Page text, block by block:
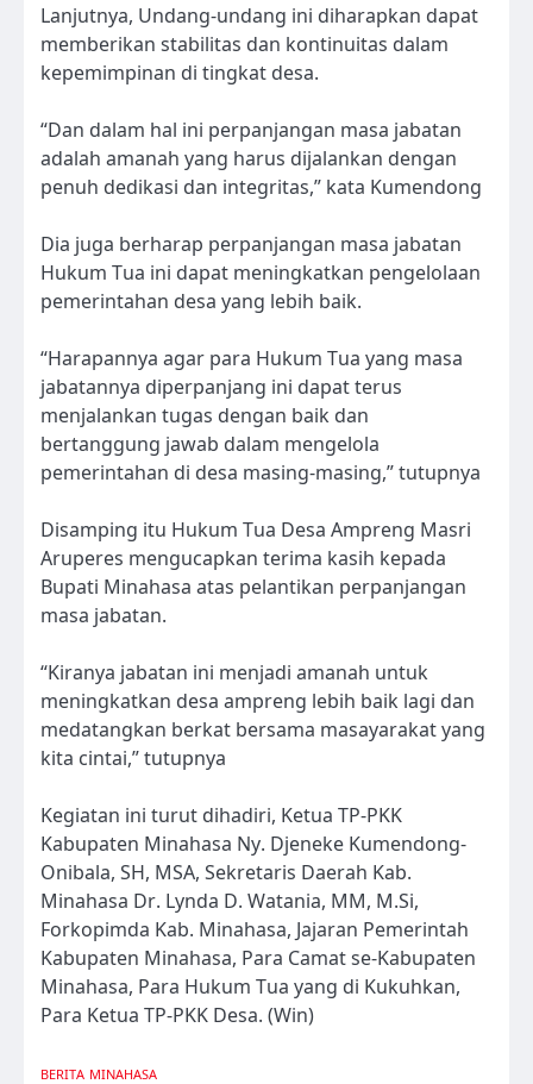
Lanjutnya, Undang-undang ini diharapkan dapat
memberikan stabilitas dan kontinuitas dalam
kepemimpinan di tingkat desa.
“Dan dalam hal ini perpanjangan masa jabatan
adalah amanah yang harus dijalankan dengan
penuh dedikasi dan integritas,” kata Kumendong
Dia juga berharap perpanjangan masa jabatan
Hukum Tua ini dapat meningkatkan pengelolaan
pemerintahan desa yang lebih baik.
“Harapannya agar para Hukum Tua yang masa
jabatannya diperpanjang ini dapat terus
menjalankan tugas dengan baik dan
bertanggung jawab dalam mengelola
pemerintahan di desa masing-masing,” tutupnya
Disamping itu Hukum Tua Desa Ampreng Masri
Aruperes mengucapkan terima kasih kepada
Bupati Minahasa atas pelantikan perpanjangan
masa jabatan.
“Kiranya jabatan ini menjadi amanah untuk
meningkatkan desa ampreng lebih baik lagi dan
medatangkan berkat bersama masayarakat yang
kita cintai,” tutupnya
Kegiatan ini turut dihadiri, Ketua TP-PKK
Kabupaten Minahasa Ny. Djeneke Kumendong-
Onibala, SH, MSA, Sekretaris Daerah Kab.
Minahasa Dr. Lynda D. Watania, MM, M.Si,
Forkopimda Kab. Minahasa, Jajaran Pemerintah
Kabupaten Minahasa, Para Camat se-Kabupaten
Minahasa, Para Hukum Tua yang di Kukuhkan,
Para Ketua TP-PKK Desa. (Win)
BERITA MINAHASA